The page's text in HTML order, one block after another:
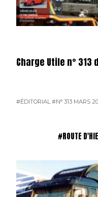
Charge Utile n° 313
#ÉDITORIAL #N° 313 MARS
#ROUTE